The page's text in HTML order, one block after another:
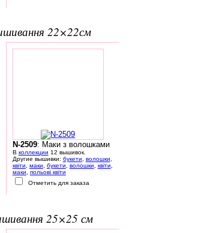
22×22см
N-2509: Маки з волошками
В коллекции 12 вышивок.
Другие вышивки: букети волошки
квіти
маки букети волошки квіти
маки
польові квіти
Отметить для заказа
25×25 см